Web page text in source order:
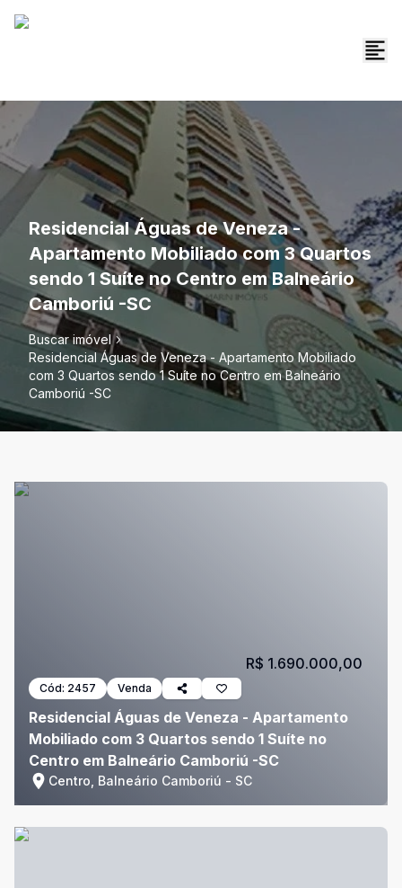
Residencial Águas de Veneza -
Apartamento Mobiliado com 3 Quartos
sendo 1 Suíte no Centro em Balneário
Camboriú -SC
Buscar imóvel
Residencial Águas de Veneza - Apartamento Mobiliado
com 3 Quartos sendo 1 Suíte no Centro em Balneário
Camboriú -SC
Cód: 2457 Venda
Residencial Águas de Veneza - Apartamento
Mobiliado com 3 Quartos sendo 1 Suíte no
Centro em Balneário Camboriú -SC
Centro, Balneário Camboriú - SC
R$ 1.690.000,00